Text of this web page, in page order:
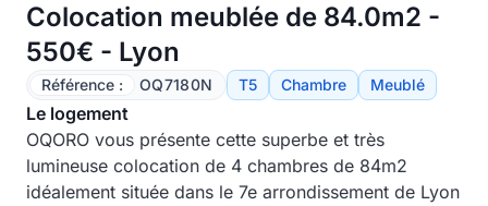
Colocation meublée de 84.0m2 -
550€ - Lyon
Référence : OQ7180N T5 Chambre Meublé
Le logement
OQORO vous présente cette superbe et très
lumineuse colocation de 4 chambres de 84m2
idéalement située dans le 7e arrondissement de Lyon